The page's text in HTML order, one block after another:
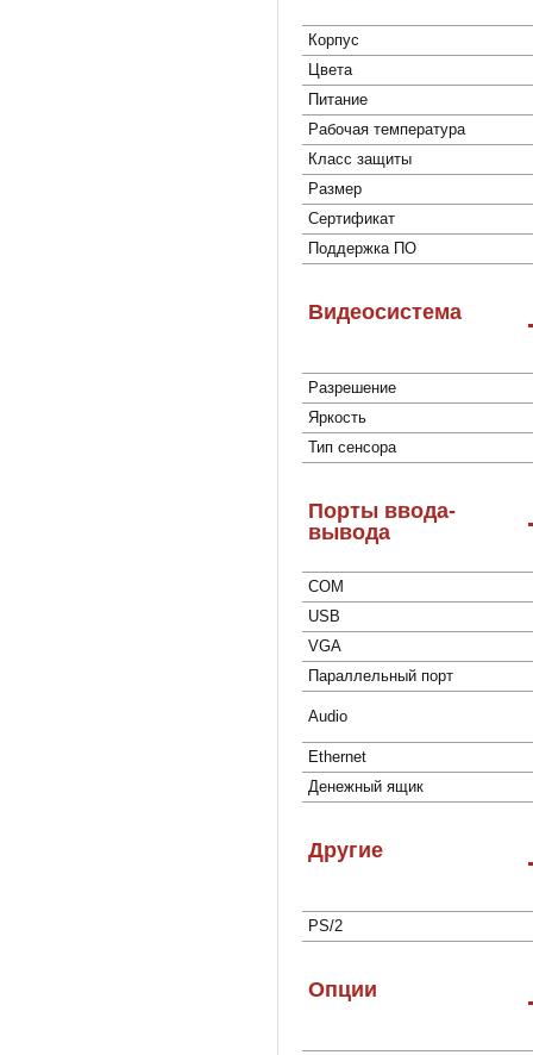
Корпус
Цвета
Питание
Рабочая температура
Класс защиты
Размер
Сертификат
Поддержка ПО
Видеосистема
Разрешение
Яркость
Тип сенсора
Порты ввода-
вывода
COM
USB
VGA
Параллельный порт
Audio
Ethernet
Денежный ящик
Другие
PS/2
Опции